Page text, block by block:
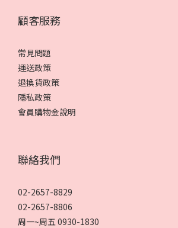
顧客服務
常見問題
運送政策
退換貨政策
隱私政策
會員購物金說明
聯絡我們
02-2657-8829
02-2657-8806
周一~周五 0930-1830